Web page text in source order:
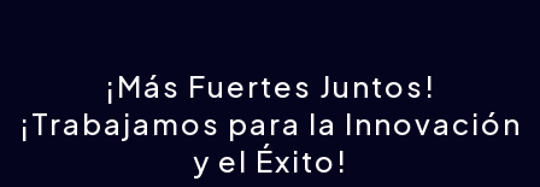
¡Más Fuertes Juntos!
¡Trabajamos para la Innovación
y el Éxito!